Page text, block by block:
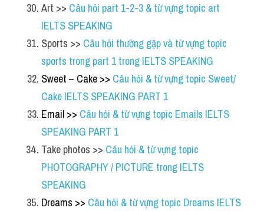
Art >> Câu hỏi part 1-2-3 & từ vựng topic art
IELTS SPEAKING
Sports >> Câu hỏi thường gặp và từ vựng topic
sports trong part 1 trong IELTS SPEAKING
Sweet – Cake >> Câu hỏi & từ vựng topic Sweet/
Cake IELTS SPEAKING PART 1
Email >> Câu hỏi & từ vựng topic Emails IELTS
SPEAKING PART 1
Take photos >> Câu hỏi & từ vựng topic
PHOTOGRAPHY / PICTURE trong IELTS
SPEAKING
Dreams >> Câu hỏi & từ vựng topic Dreams IELTS